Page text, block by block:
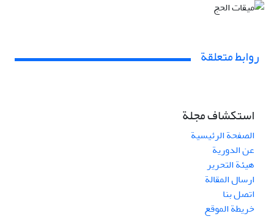
روابط متعلقة
استكشاف مجلة
الصفحة الرئيسية
عن الدورية
هيئة التحرير
ارسال المقالة
اتصل بنا
خريطة الموقع